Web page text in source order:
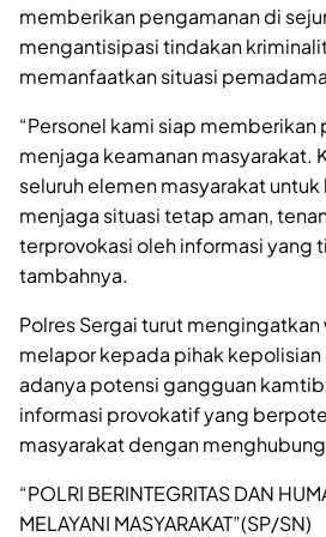
memberikan pengamanan di
mengantisipasi tindakan
memanfaatkan situasi
“Personel kami siap
menjaga keamanan masyarakat.
seluruh elemen masyarakat
menjaga situasi tetap aman,
terprovokasi oleh informasi yang
tambahnya.
Polres Sergai turut mengingatkan
melapor kepada pihak
adanya potensi gangguan
informasi provokatif yang
masyarakat dengan
“POLRI BERINTEGRITAS DAN
MELAYANI MASYARAKAT”(SP/SN)